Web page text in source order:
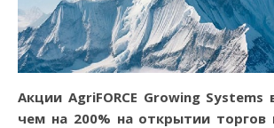
Акции AgriFORCE Growing
чем на 200% на открытии торгов